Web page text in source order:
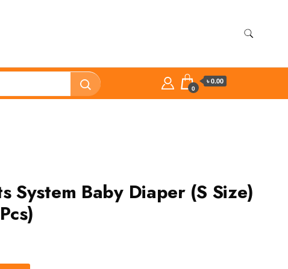
0
৳ 0.00
System Baby Diaper (S Size)